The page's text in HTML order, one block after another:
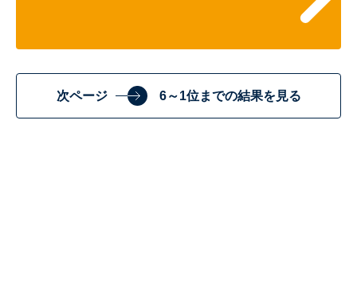
次ページ 6～1位までの結果を見る